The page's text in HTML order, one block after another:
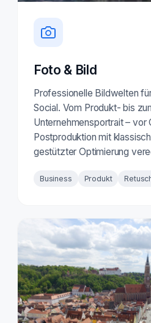
Foto & Bild
Professionelle Bildwelten
Social. Vom Produkt- bis
Unternehmensportrait –
Postproduktion mit
gestützter Optimierung
Business Produkt